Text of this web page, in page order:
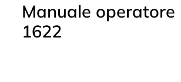
Manuale operatore
1622